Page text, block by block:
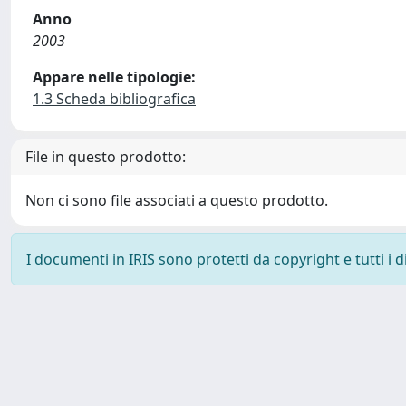
Anno
2003
Appare nelle tipologie:
1.3 Scheda bibliografica
File in questo prodotto:
Non ci sono file associati a questo prodotto.
I documenti in IRIS sono protetti da copyright e tutti i